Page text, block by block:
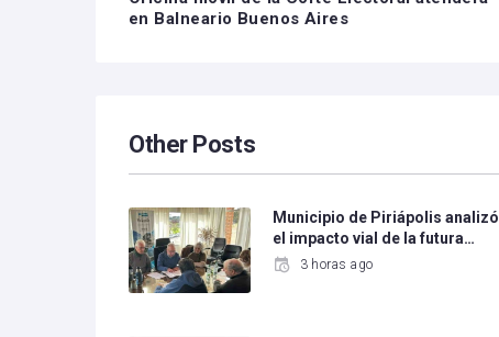
en Balneario Buenos Aires
Other Posts
Municipio de Piriápolis analizó
el impacto vial de la futura…
3 horas ago